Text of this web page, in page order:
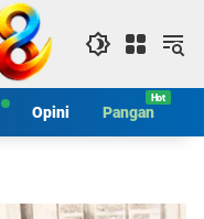
Opini Pangan